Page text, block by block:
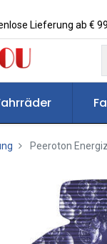
Lieferung ab €
Peeroton